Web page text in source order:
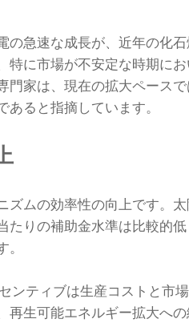
の急速な成長が、近年の化
特に市場が不安定な時期に
家は、現在の拡大ペース
ると指摘しています。
ズムの効率性の向上です。
たりの補助金水準は比較的
。
ンティブは生産コストと市
生可能エネルギー拡大へ